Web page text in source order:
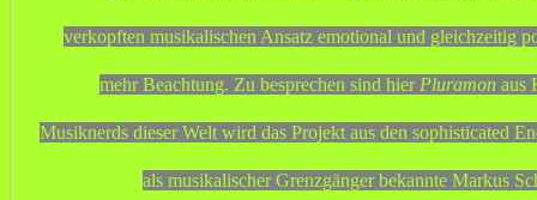
verkopften musikalischen Ansatz emotional und gleichzeitig
mehr Beachtung. Zu besprechen sind hier Pluramon aus
Musiknerds dieser Welt wird das Projekt aus den sophisticated
als musikalischer Grenzgänger bekannte Markus